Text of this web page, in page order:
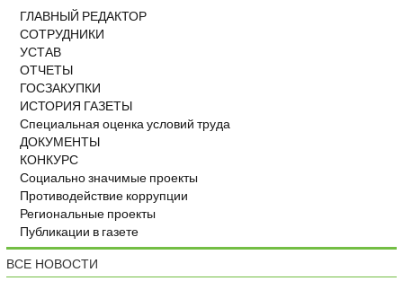
ГЛАВНЫЙ РЕДАКТОР
СОТРУДНИКИ
УСТАВ
ОТЧЕТЫ
ГОСЗАКУПКИ
ИСТОРИЯ ГАЗЕТЫ
Специальная оценка условий труда
ДОКУМЕНТЫ
КОНКУРС
Социально значимые проекты
Противодействие коррупции
Региональные проекты
Публикации в газете
ВСЕ НОВОСТИ